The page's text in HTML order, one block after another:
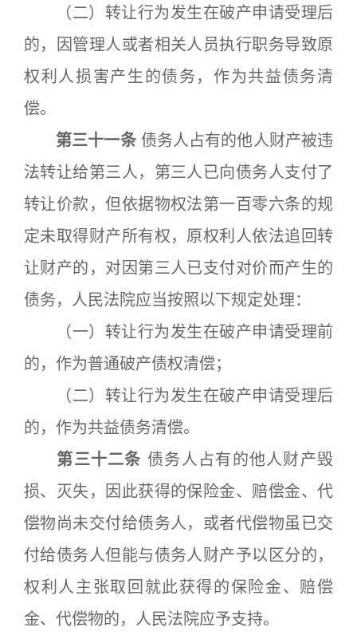
（二）转让行为发生在破产申请受理后
的，因管理人或者相关人员执行职务导致原
权利人损害产生的债务，作为共益债务清
偿。
第三十一条债务人占有的他人财产被违
法转让给第三人，第三人已向债务人支付了
转让价款，但依据物权法第一百零六条的规
定未取得财产所有权，原权利人依法追回转
让财产的，对因第三人已支付对价而产生的
债务，人民法院应当按照以下规定处理：
（一）转让行为发生在破产申请受理前
的，作为普通破产债权清偿；
（二）转让行为发生在破产申请受理后
的，作为共益债务清偿。
第三十二条 债务人占有的他人财产毁
损、灭失，因此获得的保险金、赔偿金、代
偿物尚未交付给债务人，或者代偿物虽已交
付给债务人但能与债务人财产予以区分的，
权利人主张取回就此获得的保险金、赔偿
金、代偿物的，人民法院应予支持。